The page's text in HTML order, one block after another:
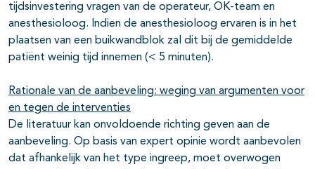
tijdsinvestering vragen van de operateur, OK-team en
anesthesioloog. Indien de anesthesioloog ervaren is in het
plaatsen van een buikwandblok zal dit bij de gemiddelde
patiënt weinig tijd innemen (< 5 minuten).
Rationale van de aanbeveling: weging van argumenten voor
en tegen de interventies
De literatuur kan onvoldoende richting geven aan de
aanbeveling. Op basis van expert opinie wordt aanbevolen
dat afhankelijk van het type ingreep, moet overwogen